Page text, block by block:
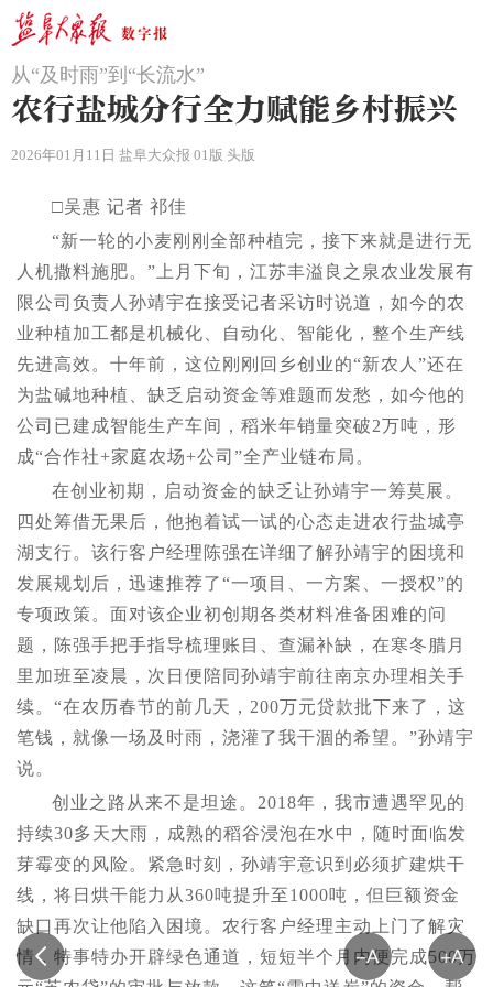
从“及时雨”到“长流水”
农行盐城分行全力赋能乡村振兴
2026年01月11日 盐阜大众报 01版 头版
□吴惠 记者 祁佳
“新一轮的小麦刚刚全部种植完，接下来就是进行无
人机撒料施肥。”上月下旬，江苏丰溢良之泉农业发展有
限公司负责人孙靖宇在接受记者采访时说道，如今的农
业种植加工都是机械化、自动化、智能化，整个生产线
先进高效。十年前，这位刚刚回乡创业的“新农人”还在
为盐碱地种植、缺乏启动资金等难题而发愁，如今他的
公司已建成智能生产车间，稻米年销量突破2万吨，形
成“合作社+家庭农场+公司”全产业链布局。
在创业初期，启动资金的缺乏让孙靖宇一筹莫展。
四处筹借无果后，他抱着试一试的心态走进农行盐城亭
湖支行。该行客户经理陈强在详细了解孙靖宇的困境和
发展规划后，迅速推荐了“一项目、一方案、一授权”的
专项政策。面对该企业初创期各类材料准备困难的问
题，陈强手把手指导梳理账目、查漏补缺，在寒冬腊月
里加班至凌晨，次日便陪同孙靖宇前往南京办理相关手
续。“在农历春节的前几天，200万元贷款批下来了，这
笔钱，就像一场及时雨，浇灌了我干涸的希望。”孙靖宇
说。
创业之路从来不是坦途。2018年，我市遭遇罕见的
持续30多天大雨，成熟的稻谷浸泡在水中，随时面临发
芽霉变的风险。紧急时刻，孙靖宇意识到必须扩建烘干
线，将日烘干能力从360吨提升至1000吨，但巨额资金
缺口再次让他陷入困境。农行客户经理主动上门了解灾
情，特事特办开辟绿色通道，短短半个月内便完成500万